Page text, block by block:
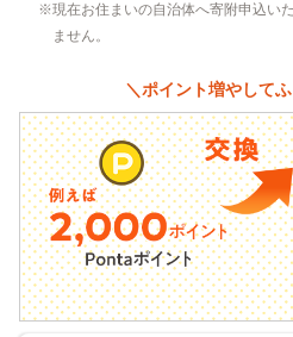
現在お住まいの自治体へ寄附申込い
ません。
＼ポイント増やして